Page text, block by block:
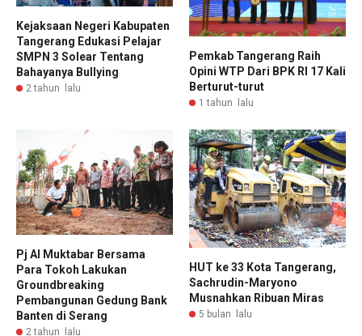
Kejaksaan Negeri Kabupaten
Tangerang Edukasi Pelajar
SMPN 3 Solear Tentang
Bahayanya Bullying
2 tahun lalu
Pemkab Tangerang Raih
Opini WTP Dari BPK RI 17 Kali
Berturut-turut
1 tahun lalu
Pj Al Muktabar Bersama
Para Tokoh Lakukan
Groundbreaking
Pembangunan Gedung Bank
Banten di Serang
2 tahun lalu
HUT ke 33 Kota Tangerang,
Sachrudin-Maryono
Musnahkan Ribuan Miras
5 bulan lalu